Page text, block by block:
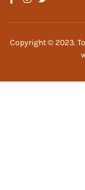
Copyright © 2023.